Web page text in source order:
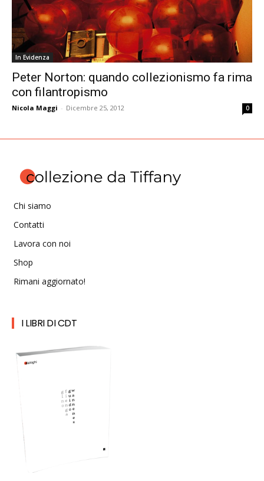
In Evidenza
Peter Norton: quando collezionismo fa rima
con filantropismo
Nicola Maggi - Dicembre 25, 2012 0
Chi siamo
Contatti
Lavora con noi
Shop
Rimani aggiornato!
I LIBRI DI CDT